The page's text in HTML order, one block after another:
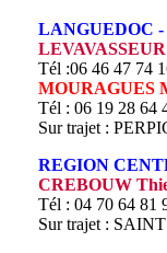
LANGUEDOC -
Tél :06 46 47 74
MOURAGUES
Tél : 06 19 28 64
Sur trajet :
REGION
CREBOUW
Tél : 04 70 64 81
Sur trajet :